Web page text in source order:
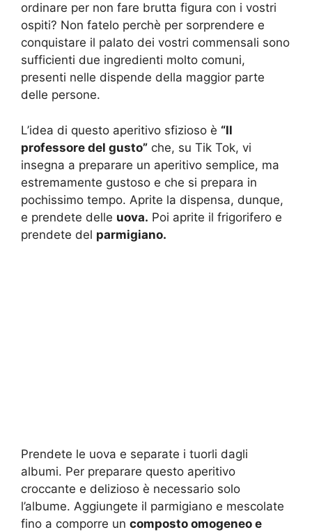
ordinare per non fare brutta figura con i vostri
ospiti? Non fatelo perchè per sorprendere e
conquistare il palato dei vostri commensali sono
sufficienti due ingredienti molto comuni,
presenti nelle dispende della maggior parte
delle persone.
L’idea di questo aperitivo sfizioso è “Il
professore del gusto” che, su Tik Tok, vi
insegna a preparare un aperitivo semplice, ma
estremamente gustoso e che si prepara in
pochissimo tempo. Aprite la dispensa, dunque,
e prendete delle uova. Poi aprite il frigorifero e
prendete del parmigiano.
Prendete le uova e separate i tuorli dagli
albumi. Per preparare questo aperitivo
croccante e delizioso è necessario solo
l’albume. Aggiungete il parmigiano e mescolate
fino a comporre un composto omogeneo e